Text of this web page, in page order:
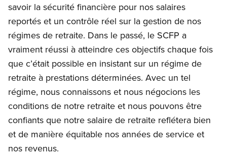
savoir la sécurité financière pour nos salaires
reportés et un contrôle réel sur la gestion de nos
régimes de retraite. Dans le passé, le SCFP a
vraiment réussi à atteindre ces objectifs chaque fois
que c’était possible en insistant sur un régime de
retraite à prestations déterminées. Avec un tel
régime, nous connaissons et nous négocions les
conditions de notre retraite et nous pouvons être
confiants que notre salaire de retraite reflétera bien
et de manière équitable nos années de service et
nos revenus.